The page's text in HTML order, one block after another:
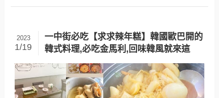
一中街必吃【求求辣年糕】韓國歐巴開的
韓式料理,必吃金馬利,回味韓風就來這
2023
1/19